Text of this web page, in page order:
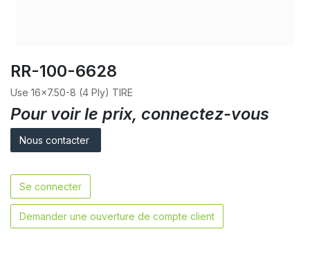
RR-100-6628
Use 16x7.50-8 (4 Ply) TIRE
Pour voir le prix, connectez-vous
Nous contacter
Se connecter
Demander une ouverture de compte client